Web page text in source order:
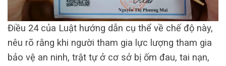
Điều 24 của Luật hướng dẫn cụ thể về chế độ này,
nêu rõ rằng khi người tham gia lực lượng tham gia
bảo vệ an ninh, trật tự ở cơ sở bị ốm đau, tai nạn,